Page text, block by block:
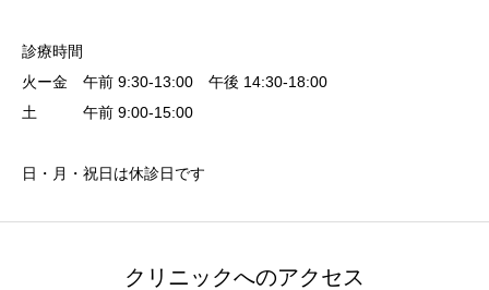
診療時間
火ー金 午前 9:30-13:00 午後 14:30-18:00
土 午前 9:00-15:00
日・月・祝日は休診日です
クリニックへのアクセス